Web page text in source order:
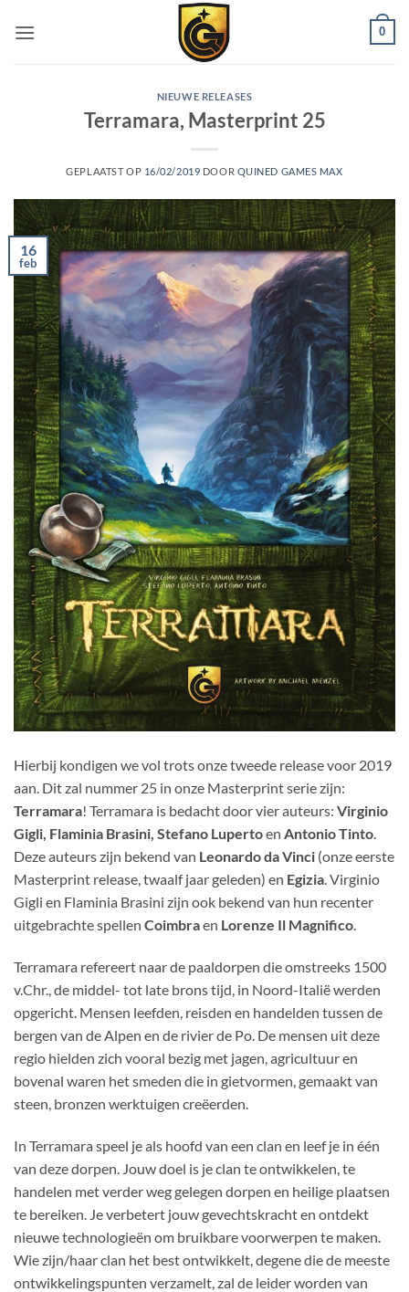
0
NIEUWE RELEASES
Terramara, Masterprint 25
GEPLAATST OP 16/02/2019 DOOR QUINED GAMES MAX
16
feb
Hierbij kondigen we vol trots onze tweede release voor 2019
aan. Dit zal nummer 25 in onze Masterprint serie zijn:
Terramara! Terramara is bedacht door vier auteurs: Virginio
Gigli, Flaminia Brasini, Stefano Lupertoen Antonio Tinto.
Deze auteurs zijn bekend van Leonardo da Vinci (onze eerste
Masterprint release, twaalf jaar geleden) en Egizia. Virginio
Gigli en Flaminia Brasini zijn ook bekend van hun recenter
uitgebrachte spellen Coimbraen Lorenze Il Magnifico.
Terramara refereert naar de paaldorpen die omstreeks 1500
v.Chr., de middel- tot late brons tijd, in Noord-Italië werden
opgericht. Mensen leefden, reisden en handelden tussen de
bergen van de Alpen en de rivier de Po. De mensen uit deze
regio hielden zich vooral bezig met jagen, agricultuur en
bovenal waren het smeden die in gietvormen, gemaakt van
steen, bronzen werktuigen creëerden.
In Terramara speel je als hoofd van een clan en leef je in één
van deze dorpen. Jouw doel is je clan te ontwikkelen, te
handelen met verder weg gelegen dorpen en heilige plaatsen
te bereiken. Je verbetert jouw gevechtskracht en ontdekt
nieuwe technologieën om bruikbare voorwerpen te maken.
Wie zijn/haar clan het best ontwikkelt, degene die de meeste
ontwikkelingspunten verzamelt, zal de leider worden van